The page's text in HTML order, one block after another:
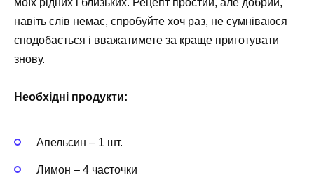
навіть слів немає, спробуйте хоч раз, не сумніваюся
сподобається і вважатимете за краще приготувати
знову.
Необхідні продукти:
Апельсин – 1 шт.
Лимон – 4 часточки